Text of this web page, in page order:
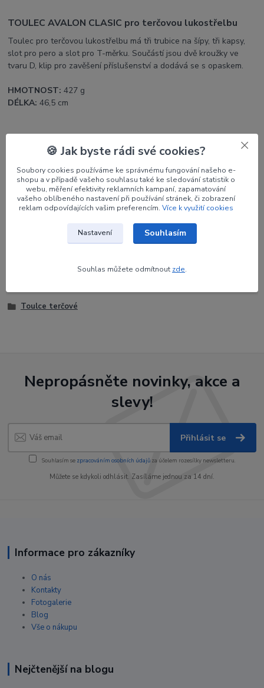
TOULEC AVALON CLASIC pro terčovou lukostřelbu
Toulec pro terčovou lukostřelbu má tři trubice na šípy, tři kapsy,
slot pro pero a slot pro T-měrku. Součástí jsou dvě kroužky ve
tvaru D, klip pro zavěšení příslušenství a dodává se s opaskem.
HMOTNOST: 427 g
DÉLKA: 46,5 cm
Parametry
Výrobce Avalon
Zboží zařazeno v kategoriích
Potřeby pro lukostřelce
Toulce terčové
Nepropásněte novinky, akce a
slevy!
Přihlásit se
Souhlasím se zpracováním osobních údajůza účelem rozesílky newsletteru.
Můžete se kdykoli odhlásit. Zasíláme jednou za 14 dní.
Informace pro zákazníky
O nás
Kontakty
Fotogalerie
Blog
Vše o nákupu
Nejčtenější na blogu
🍪 Jak byste rádi své cookies?
Soubory cookies používáme ke správnému fungování našeho e-
shopu a v případě vašeho souhlasu také ke sledování statistik o
webu, měření efektivity reklamních kampaní, zapamatování
vašeho oblíbeného nastavení při používání stránek, či zobrazení
reklam odpovídajících vašim preferencím. Více k využití cookies
Nastavení Souhlasím
Souhlas můžete odmítnout zde.